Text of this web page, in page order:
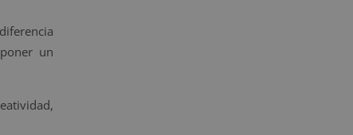
un